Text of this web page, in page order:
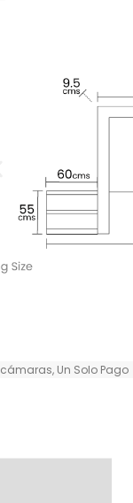
, Un Solo Pago